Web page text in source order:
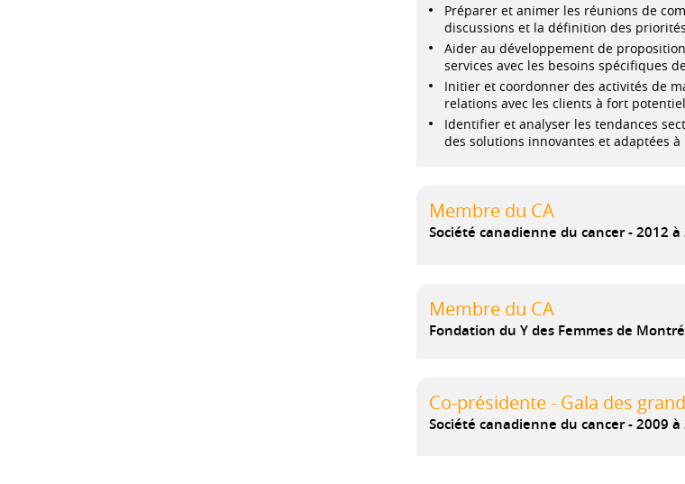
Préparer et animer les réunions de
discussions et la définition des priorités.
Aider au développement de
services avec les besoins spécifiques
Initier et coordonner des activités de
relations avec les clients à fort
Identifier et analyser les tendances
des solutions innovantes et adaptées
Membre du CA
Société canadienne du cancer 2012 à
Membre du CA
Fondation du Y des Femmes de
Co-présidente - Gala des
Société canadienne du cancer 2009 à